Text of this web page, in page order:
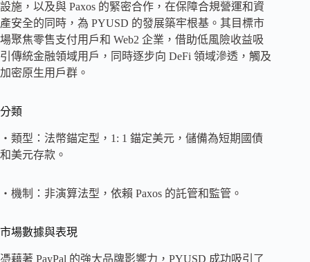
設施，以及與 Paxos 的緊密合作，在保障合規營運和資
產安全的同時，為 PYUSD 的發展築牢根基。其目標市
場聚焦零售支付用戶和 Web2 企業，借助低風險收益吸
引傳統金融領域用戶，同時逐步向 DeFi 領域滲透，觸及
加密原生用戶群。
分類
・類型：法幣錨定型，1: 1 錨定美元，儲備為短期國債
和美元存款。
・機制：非演算法型，依賴 Paxos 的託管和監管。
市場數據與表現
憑藉著 PayPal 的強大品牌影響力，PYUSD 成功吸引了